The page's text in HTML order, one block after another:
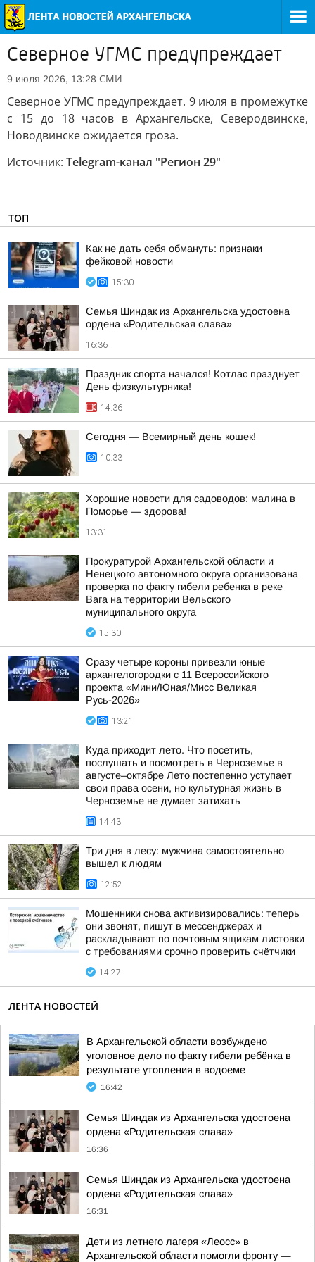
Северное УГМС предупреждает
9 июля 2026, 13:28 СМИ
Северное УГМС предупреждает. 9 июля в промежутке
с 15 до 18 часов в Архангельске, Северодвинске,
Новодвинске ожидается гроза.
Источник: Telegram-канал "Регион 29"
ТОП
Как не дать себя обмануть: признаки
фейковой новости
15:30
Семья Шиндак из Архангельска удостоена
ордена «Родительская слава»
16:36
Праздник спорта начался! Котлас празднует
День физкультурника!
14:36
Сегодня — Всемирный день кошек!
10:33
Хорошие новости для садоводов: малина в
Поморье — здорова!
13:31
Прокуратурой Архангельской области и
Ненецкого автономного округа организована
проверка по факту гибели ребенка в реке
Вага на территории Вельского
муниципального округа
15:30
Сразу четыре короны привезли юные
архангелогородки с 11 Всероссийского
проекта «Мини/Юная/Мисс Великая
Русь-2026»
13:21
Куда приходит лето. Что посетить,
послушать и посмотреть в Черноземье в
августе–октябре Лето постепенно уступает
свои права осени, но культурная жизнь в
Черноземье не думает затихать
14:43
Три дня в лесу: мужчина самостоятельно
вышел к людям
12:52
Мошенники снова активизировались: теперь
они звонят, пишут в мессенджерах и
раскладывают по почтовым ящикам листовки
с требованиями срочно проверить счётчики
14:27
ЛЕНТА НОВОСТЕЙ
В Архангельской области возбуждено
уголовное дело по факту гибели ребёнка в
результате утопления в водоеме
16:42
Семья Шиндак из Архангельска удостоена
ордена «Родительская слава»
16:36
Семья Шиндак из Архангельска удостоена
ордена «Родительская слава»
16:31
Дети из летнего лагеря «Леосс» в
Архангельской области помогли фронту —